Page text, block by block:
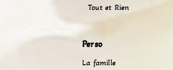
Tout et Rien
Perso
La famille